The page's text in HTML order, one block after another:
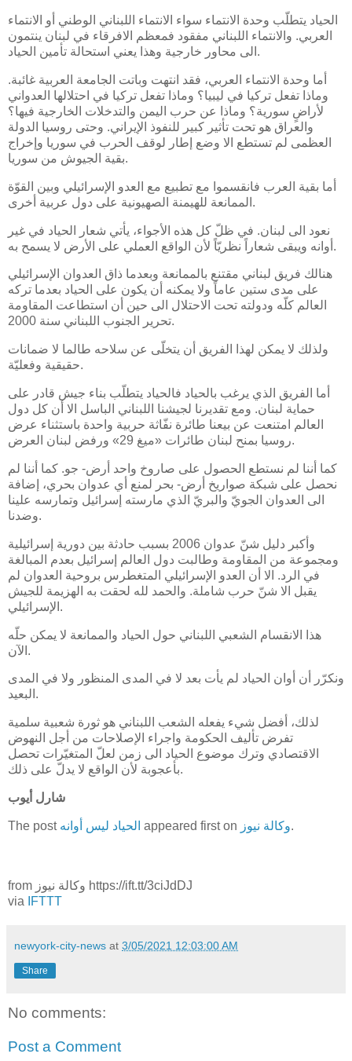
الحياد يتطلّب وحدة الانتماء سواء الانتماء اللبناني الوطني أو الانتماء
العربي. والانتماء اللبناني مفقود فمعظم الافرقاء في لبنان ينتمون
الى محاور خارجية وهذا يعني استحالة تأمين الحياد.
أما وحدة الانتماء العربي، فقد انتهت وباتت الجامعة العربية غائبة.
وماذا تفعل تركيا في ليبيا؟ وماذا تفعل تركيا في احتلالها العدواني
لأراضٍ سورية؟ وماذا عن حرب اليمن والتدخلات الخارجية فيها؟
والعراق هو تحت تأثير كبير للنفوذ الإيراني. وحتى روسيا الدولة
العظمى لم تستطع الا وضع إطار لوقف الحرب في سوريا وإخراج
بقية الجيوش من سوريا.
أما بقية العرب فانقسموا مع تطبيع مع العدو الإسرائيلي وبين القوّة
الممانعة للهيمنة الصهيونية على دول عربية أخرى.
نعود الى لبنان. في ظلّ كل هذه الأجواء، يأتي شعار الحياد في غير
أوانه ويبقى شعاراً نظريّاً لأن الواقع العملي على الأرض لا يسمح به.
هنالك فريق لبناني مقتنع بالممانعة وبعدما ذاق العدوان الإسرائيلي
على مدى ستين عاماً ولا يمكنه أن يكون على الحياد بعدما تركه
العالم كلّه ودولته تحت الاحتلال الى حين أن استطاعت المقاومة
تحرير الجنوب اللبناني سنة 2000.
ولذلك لا يمكن لهذا الفريق أن يتخلّى عن سلاحه طالما لا ضمانات
حقيقية وفعليّة.
أما الفريق الذي يرغب بالحياد فالحياد يتطلّب بناء جيش قادر على
حماية لبنان. ومع تقديرنا لجيشنا اللبناني الباسل الا أن كل دول
العالم امتنعت عن بيعنا طائرة نفّاثة حربية واحدة باستثناء عرض
روسيا بمنح لبنان طائرات «ميغ 29» ورفض لبنان العرض.
كما أننا لم نستطع الحصول على صاروخ واحد أرض- جو. كما أننا لم
نحصل على شبكة صواريخ أرض- بحر لمنع أي عدوان بحري، إضافة
الى العدوان الجويّ والبريّ الذي مارسته إسرائيل وتمارسه علينا
وضدنا.
وأكبر دليل شنّ عدوان 2006 بسبب حادثة بين دورية إسرائيلية
ومجموعة من المقاومة وطالبت دول العالم إسرائيل بعدم المبالغة
في الرد. الا أن العدو الإسرائيلي المتغطرس بروحية العدوان لم
يقبل الا شنّ حرب شاملة. والحمد لله لحقت به الهزيمة للجيش
الإسرائيلي.
هذا الانقسام الشعبي اللبناني حول الحياد والممانعة لا يمكن حلّه
الآن.
ونكرّر أن أوان الحياد لم يأت بعد لا في المدى المنظور ولا في المدى
البعيد.
لذلك، أفضل شيء يفعله الشعب اللبناني هو ثورة شعبية سلمية
تفرض تأليف الحكومة واجراء الإصلاحات من أجل النهوض
الاقتصادي وترك موضوع الحياد الى زمن لعلّ المتغيّرات تحصل
بأعجوبة لأن الواقع لا يدلّ على ذلك.
شارل أيوب
The post الحياد ليس أوانه appeared first on وكالة نيوز.
from وكالة نيوز https://ift.tt/3ciJdDJ
via
IFTTT
newyork-city-news at 3/05/2021 12:03:00 AM
Share
No comments:
Post a Comment